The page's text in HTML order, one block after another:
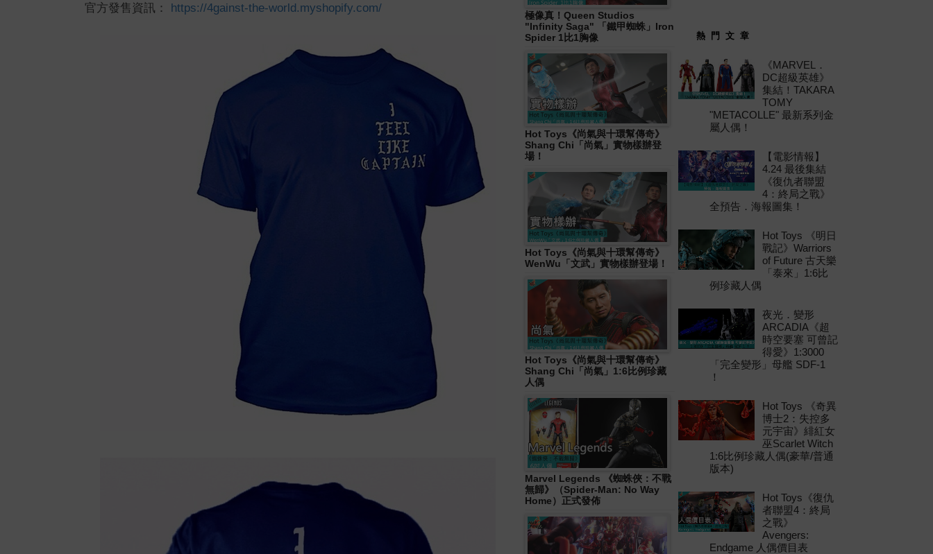
官方發售資訊： https://4gainst-the-world.myshopify.com/
極像真！Queen Studios
"Infinity Saga" 「鐵甲蜘蛛」Iron
Spider 1比1胸像
Hot Toys《尚氣與十環幫傳奇》
Shang Chi「尚氣」實物樣辦登
場！
Hot Toys《尚氣與十環幫傳奇》
WenWu「文武」實物樣辦登場！
Hot Toys《尚氣與十環幫傳奇》
Shang Chi「尚氣」1:6比例珍藏
人偶
Marvel Legends 《蜘蛛俠：不戰
無歸》（Spider-Man: No Way
Home）正式發佈
熱 門 文 章
《MARVEL．
DC超級英雄》
集結！TAKARA
TOMY
"METACOLLE" 最新系列金
屬人偶！
【電影情報】
4.24 最後集結
《復仇者聯盟
4：終局之戰》
全預告．海報圖集！
Hot Toys 《明日
戰記》Warriors
of Future 古天樂
「泰來」1:6比
例珍藏人偶
夜光．變形
ARCADIA《超
時空要塞 可曾記
得愛》1:3000
「完全變形」母艦 SDF-1
！
Hot Toys 《奇異
博士2：失控多
元宇宙》緋紅女
巫Scarlet Witch
1:6比例珍藏人偶(豪華/普通
版本)
Hot Toys《復仇
者聯盟4：終局
之戰》
Avengers:
Endgame 人偶價目表